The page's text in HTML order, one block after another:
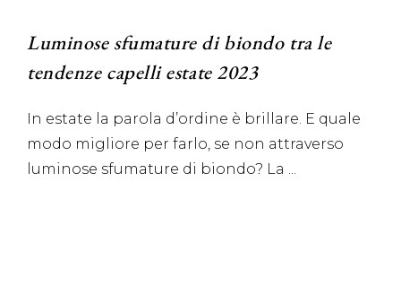
Luminose sfumature di biondo tra le
tendenze capelli estate 2023
In estate la parola d’ordine è brillare. E quale
modo migliore per farlo, se non attraverso
luminose sfumature di biondo? La